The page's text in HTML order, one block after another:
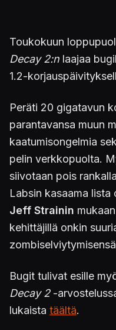
Toukokuun
Decay 2:n laajaa
1.2-
Peräti 20 gigatavun
parantavansa muun
kaatumisongelmia
pelin verkkopuolta.
siivotaan pois
Labsin kasaama lista
Jeff Strainin
kehittäjillä onkin
Bugit tulivat esille
Decay 2-
lukaista täältä.